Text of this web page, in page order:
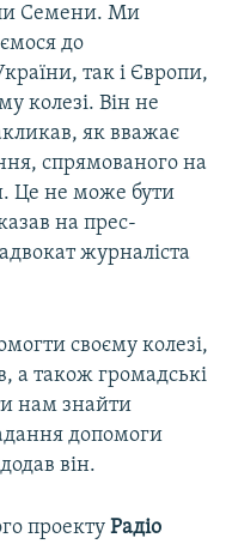
Семени. Ми
до
так і Європи,
колезі. Він не
як вважає
спрямованого на
Це не може бути
на прес-
журналіста
своєму колезі,
а також громадські
нам знайти
допомоги
він.
проекту Радіо